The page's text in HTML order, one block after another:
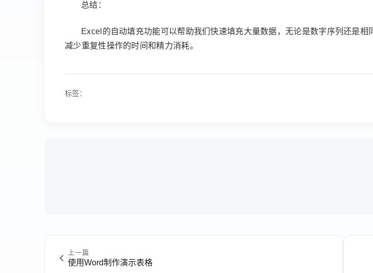
总结：
Excel的自动填充功能可以帮助我们快速填充大量数据，无论是数字序列还是
减少重复性操作的时间和精力消耗。
标签：
上一篇
使用Word制作演示表格